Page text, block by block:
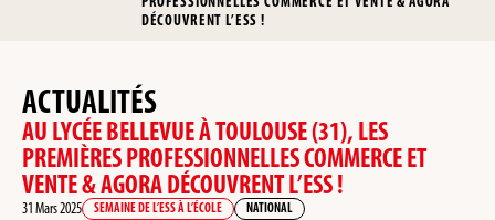
DÉCOUVRENT L’ESS !
ACTUALITÉS
AU LYCÉE BELLEVUE À TOULOUSE (31), LES
PREMIÈRES PROFESSIONNELLES COMMERCE ET
VENTE & AGORA DÉCOUVRENT L’ESS !
31 Mars 2025 SEMAINE DE L’ESS À L’ÉCOLE NATIONAL